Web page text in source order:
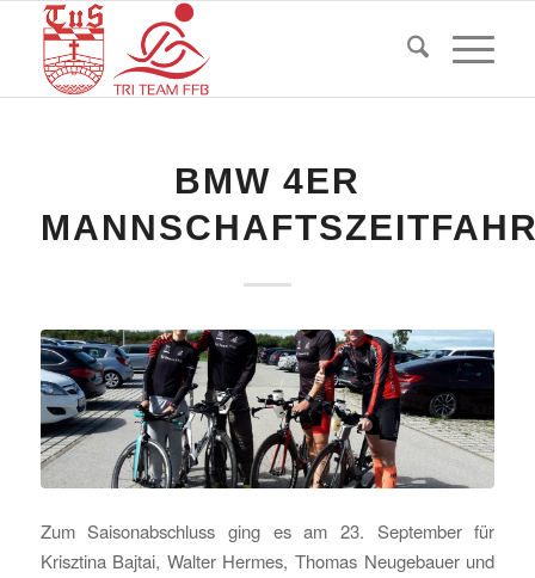
BMW 4ER
Zum Saisonabschluss ging es am 23. September für
Krisztina Bajtai, Walter Hermes, Thomas Neugebauer und